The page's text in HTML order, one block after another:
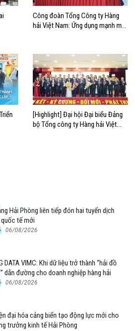
Công đoàn Tổng Công ty Hàng
hải Việt Nam: Ứng dụng mạnh mẽ
[Highlight] Đại hội Đại biểu Đảng
bộ Tổng công ty Hàng hải Việt
Hải Phòng liên tiếp đón hai tuyến dịch
quốc tế mới
06/08/2026
DATA VIMC: Khi dữ liệu trở thành “hải đồ
dẫn đường cho doanh nghiệp hàng hải
06/08/2026
đại hóa cảng biển tạo động lực mới cho
trưởng kinh tế Hải Phòng